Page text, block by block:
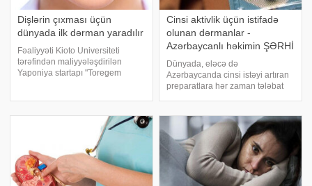
Dişlərin çıxması üçün
dünyada ilk dərman yaradılır
Fəaliyyəti Kioto Universiteti
tərəfindən maliyyələşdirilən
Yaponiya startapı "Toregem
ilk dərman yaratmaq
Cinsi aktivlik üçün istifadə
olunan dərmanlar -
Azərbaycanlı həkimin ŞƏRHİ
Dünyada, eləcə də
Azərbaycanda cinsi istəyi artıran
preparatlara hər zaman tələbat
preparatların bəzi hallarda ölümə
səbəb olduğu barədə müxtəli